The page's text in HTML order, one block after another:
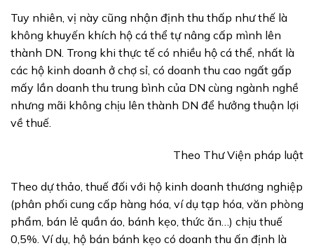
Tuy nhiên, vị này cũng nhận định thu thấp như thế là
không khuyến khích hộ cá thể tự nâng cấp mình lên
thành DN. Trong khi thực tế có nhiều hộ cá thể, nhất là
các hộ kinh doanh ở chợ sỉ, có doanh thu cao ngất gấp
mấy lần doanh thu trung bình của DN cùng ngành nghề
nhưng mãi không chịu lên thành DN để hưởng thuận lợi
về thuế.
Theo Thư Viện pháp luật
Theo dự thảo, thuế đối với hộ kinh doanh thương nghiệp
(phân phối cung cấp hàng hóa, ví dụ tạp hóa, văn phòng
phẩm, bán lẻ quần áo, bánh kẹo, thức ăn…) chịu thuế
0,5%. Ví dụ, hộ bán bánh kẹo có doanh thu ấn định là